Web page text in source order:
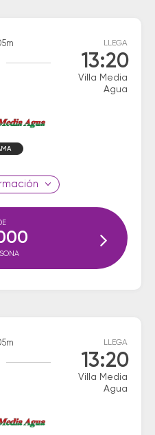
LLEGA
13:20
Villa Media
Agua
LLEGA
13:20
Villa Media
Agua